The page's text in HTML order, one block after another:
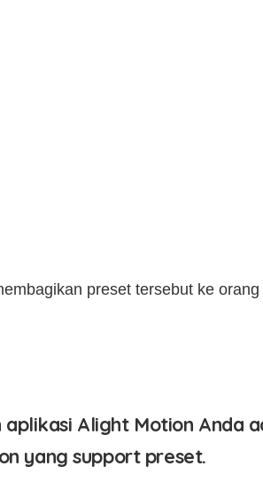
preset tersebut ke orang
Alight Motion Anda
yang support preset.